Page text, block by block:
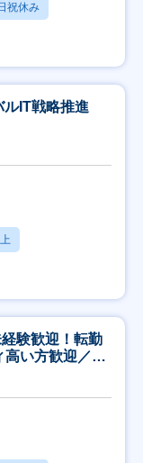
祝休み
IT戦略推進
験歓迎！転勤
い方歓迎／土